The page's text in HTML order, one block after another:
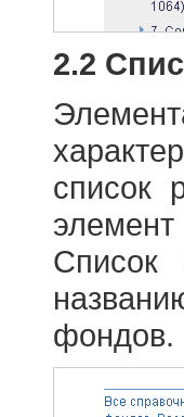
2.2
список
Список
фондов.